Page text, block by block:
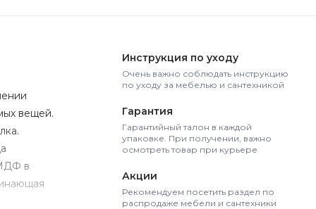
Инструкция по уходу
Очень важно соблюдать инструкцию
по уходу за мебелью и сантехникой
Гарантия
Гарантийный талон в каждой
упаковке. При получении, важно
осмотреть товар при курьере
Акции
Рекомендуем посетить раздел по
распродаже мебели и сантехники
вещей.
в